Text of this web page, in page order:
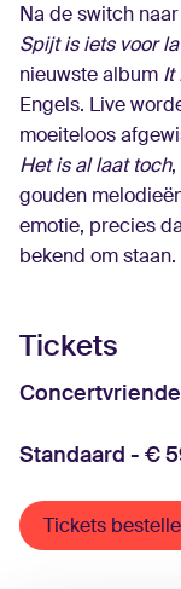
Na de switch
Spijt is iets voor
nieuwste album It
Engels. Live
moeiteloos
Het is al laat toch,
gouden
emotie, precies
bekend om staan.
Tickets
Standaard - €
Tickets